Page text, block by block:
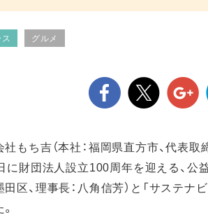
グルメ
もち吉（本社：福岡県直方市、代表取
に財団法人設立100周年を迎える、公
区、理事長：八角信芳）と「サステナ